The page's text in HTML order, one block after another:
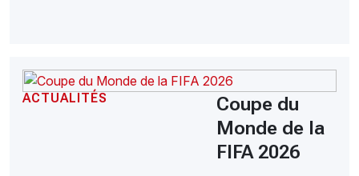
ACTUALITÉS
Coupe du
Monde de la
FIFA 2026